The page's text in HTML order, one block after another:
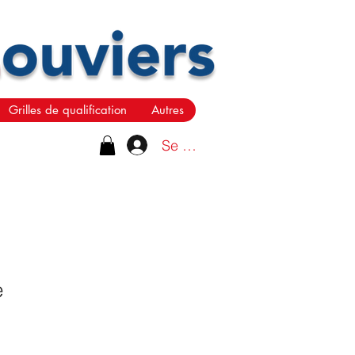
Se connecter
Grilles de qualification Autres